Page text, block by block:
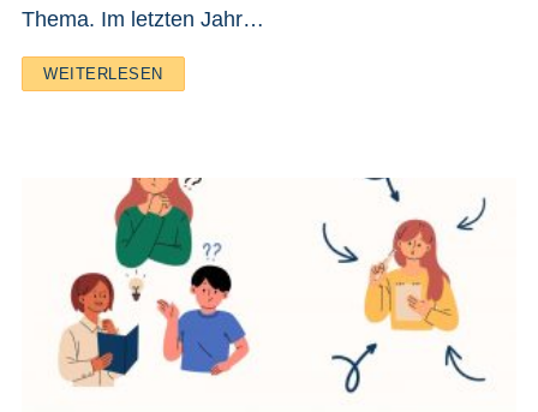
Thema. Im letzten Jahr…
WEITERLESEN